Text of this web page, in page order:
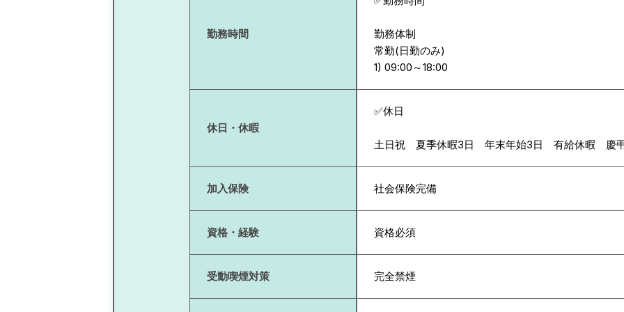
勤務時間
勤務体制
常勤(日勤のみ)
休日・休暇
✅休日
土日祝 夏季休暇3日 年末年始3日 有給休暇 慶
加入保険 社会保険完備
資格・経験 資格必須
受動喫煙対策 完全禁煙